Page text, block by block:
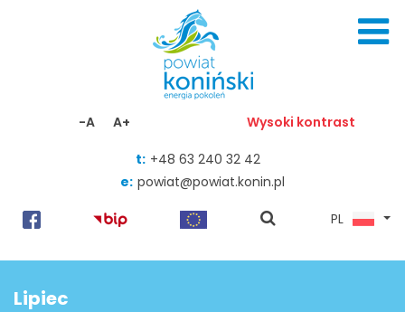
-A A+ Wysoki kontrast
t: +48 63 240 32 42
e: powiat@powiat.konin.pl
pokaż
PL
Lipiec